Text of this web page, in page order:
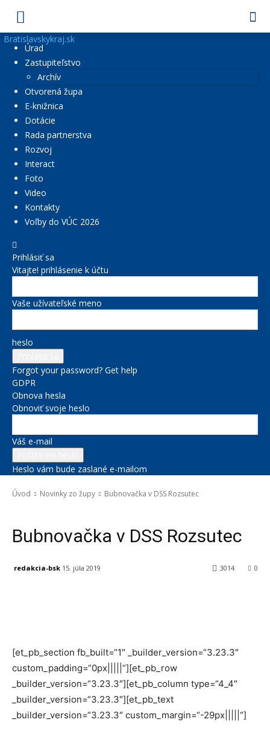
Bratislavskykraj.sk
Úrad
Zastupiteľstvo
Archív
Otvorená župa
E-knižnica
Dotácie
Rada partnerstva
Rozvoj
Interact
Foto
Video
Kontakty
Voľby do VÚC 2026
Prihlásiť sa
Vitajte! prihlásenie k účtu
Vaše užívateľské meno
heslo
Forgot your password? Get help
GDPR
Obnova hesla
Obnoviť svoje heslo
Váš e-mail
Heslo vám bude zaslané e-mailom
Úvod Novinky zo župy Bubnovačka v DSS Rozsutec
Bubnovačka v DSS Rozsutec
redakcia-bsk 15. júla 2019 0
3014
[et_pb_section fb_built=“1″ _builder_version=“3.23.3″
custom_padding=“0px|||||“][et_pb_row
_builder_version=“3.23.3″][et_pb_column type=“4_4″
_builder_version=“3.23.3″][et_pb_text
_builder_version=“3.23.3″ custom_margin=“-29px|||||“]